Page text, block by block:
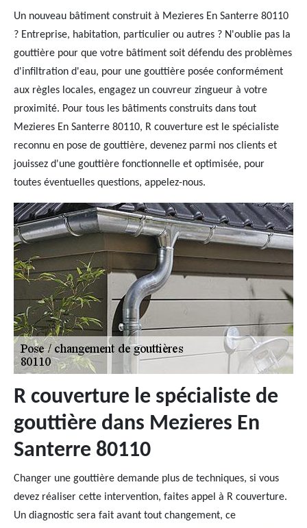
Un nouveau bâtiment construit à Mezieres En Santerre 80110
? Entreprise, habitation, particulier ou autres ? N'oublie pas la
gouttière pour que votre bâtiment soit défendu des problèmes
d'infiltration d'eau, pour une gouttière posée conformément
aux règles locales, engagez un couvreur zingueur à votre
proximité. Pour tous les bâtiments construits dans tout
Mezieres En Santerre 80110, R couverture est le spécialiste
reconnu en pose de gouttière, devenez parmi nos clients et
jouissez d'une gouttière fonctionnelle et optimisée, pour
toutes éventuelles questions, appelez-nous.
R couverture le spécialiste de
gouttière dans Mezieres En
Santerre 80110
Changer une gouttière demande plus de techniques, si vous
devez réaliser cette intervention, faites appel à R couverture.
Un diagnostic sera fait avant tout changement, ce